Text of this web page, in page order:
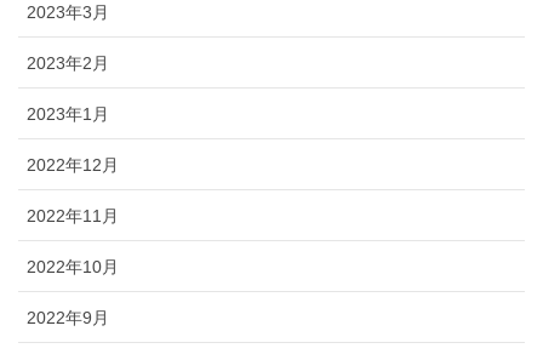
2023年3月
2023年2月
2023年1月
2022年12月
2022年11月
2022年10月
2022年9月